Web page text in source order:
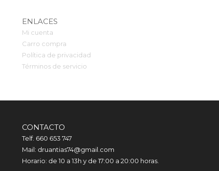
ENLACES
Mi cuenta
Carro compra
Política de privacidad
Términos de servicio
CONTACTO
Telf. 660 653 747
Mail: druantias74@gmail.com
Horario: de 10 a 13h y de 17:00 a 20:00 horas.